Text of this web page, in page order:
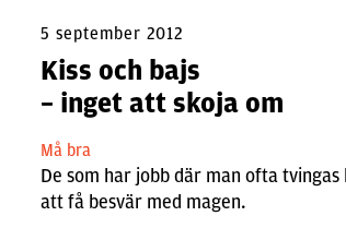
5 september 2012
Kiss och bajs
– inget att skoja om
Må bra
De som har jobb där man ofta
att få besvär med magen.